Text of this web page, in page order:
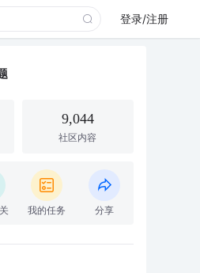
登录/注册
9,044
社区内容
我的任务 分享